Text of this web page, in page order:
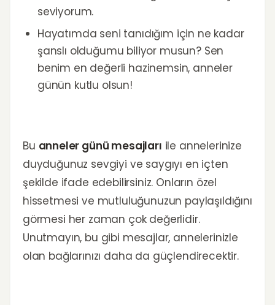
seviyorum.
Hayatımda seni tanıdığım için ne kadar
şanslı olduğumu biliyor musun? Sen
benim en değerli hazinemsin, anneler
günün kutlu olsun!
Bu anneler günü mesajları ile annelerinize
duyduğunuz sevgiyi ve saygıyı en içten
şekilde ifade edebilirsiniz. Onların özel
hissetmesi ve mutluluğunuzun paylaşıldığını
görmesi her zaman çok değerlidir.
Unutmayın, bu gibi mesajlar, annelerinizle
olan bağlarınızı daha da güçlendirecektir.